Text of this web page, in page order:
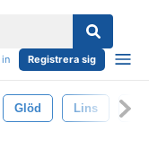
in Registrera sig
Glöd Lins